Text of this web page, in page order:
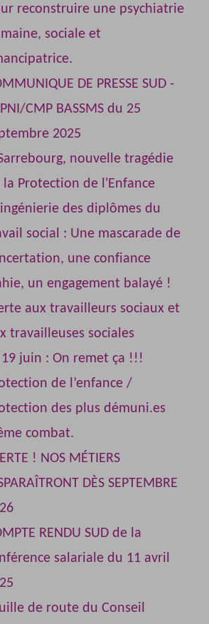
reconstruire une psychiatrie
sociale et
DE PRESSE SUD -
CMP BASSMS du 25
2025
nouvelle tragédie
la Protection de l'Enfance
des diplômes du
social : Une mascarade de
une confiance
un engagement balayé !
aux travailleurs sociaux et
travailleuses sociales
19 juin : On remet ça !!!
de l’enfance /
des plus démuni.es
combat.
! NOS MÉTIERS
DÈS SEPTEMBRE
RENDU SUD de la
salariale du 11 avril
de route du Conseil